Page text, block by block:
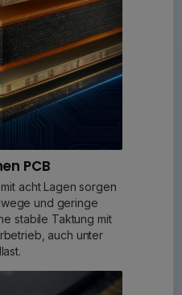
PCB
acht Lagen sorgen
und geringe
stabile Taktung mit
auch unter